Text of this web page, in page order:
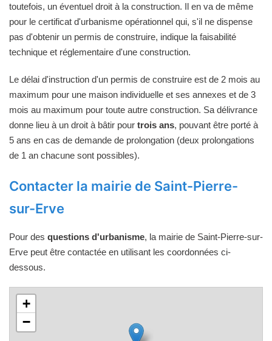
toutefois, un éventuel droit à la construction. Il en va de même
pour le certificat d'urbanisme opérationnel qui, s'il ne dispense
pas d'obtenir un permis de construire, indique la faisabilité
technique et réglementaire d'une construction.
Le délai d'instruction d'un permis de construire est de 2 mois au
maximum pour une maison individuelle et ses annexes et de 3
mois au maximum pour toute autre construction. Sa délivrance
donne lieu à un droit à bâtir pour trois ans, pouvant être porté à
5 ans en cas de demande de prolongation (deux prolongations
de 1 an chacune sont possibles).
Contacter la mairie de Saint-Pierre-
sur-Erve
Pour des questions d'urbanisme, la mairie de Saint-Pierre-sur-
Erve peut être contactée en utilisant les coordonnées ci-
dessous.
+
−